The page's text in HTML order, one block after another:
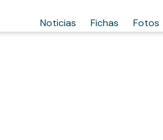
Noticias Fichas Fotos